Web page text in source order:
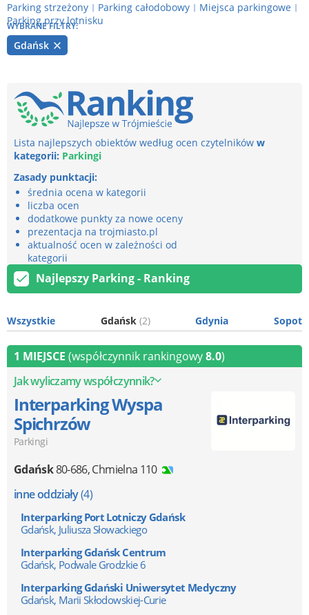
Parking strzeżony | Parking całodobowy | Miejsca parkingowe |
Parking przy lotnisku
WYBRANE FILTRY:
Gdańsk
Lista najlepszych obiektów według ocen czytelników w
kategorii: Parkingi
Zasady punktacji:
średnia ocena w kategorii
liczba ocen
dodatkowe punkty za nowe oceny
prezentacja na trojmiasto.pl
aktualność ocen w zależności od
kategorii
Najlepszy Parking - Ranking
Wszystkie Gdańsk (2) Gdynia Sopot
1 MIEJSCE (współczynnik rankingowy8.0)
Jak wyliczamy współczynnik?
Interparking Wyspa
Spichrzów
Parkingi
Gdańsk80-686,Chmielna 110
inne oddziały(4)
Interparking Port Lotniczy Gdańsk
Gdańsk, Juliusza Słowackiego
Interparking Gdańsk Centrum
Gdańsk, Podwale Grodzkie 6
Interparking Gdański Uniwersytet Medyczny
Gdańsk, Marii Skłodowskiej-Curie